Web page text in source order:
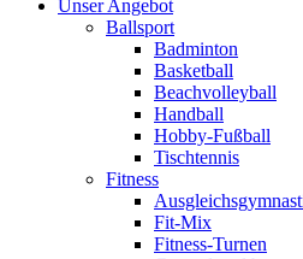
Unser Angebot
Ballsport
Badminton
Basketball
Beachvolleyball
Handball
Hobby-Fußball
Tischtennis
Fitness
Fit-Mix
Fitness-Turnen